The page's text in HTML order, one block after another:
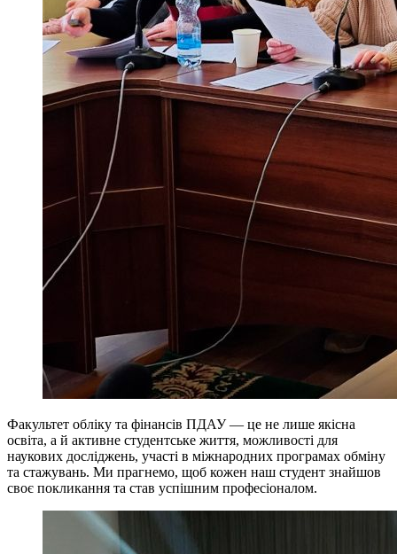
Факультет обліку та фінансів ПДАУ — це не лише якісна
освіта, а й активне студентське життя, можливості для
наукових досліджень, участі в міжнародних програмах обміну
та стажувань. Ми прагнемо, щоб кожен наш студент знайшов
своє покликання та став успішним професіоналом.